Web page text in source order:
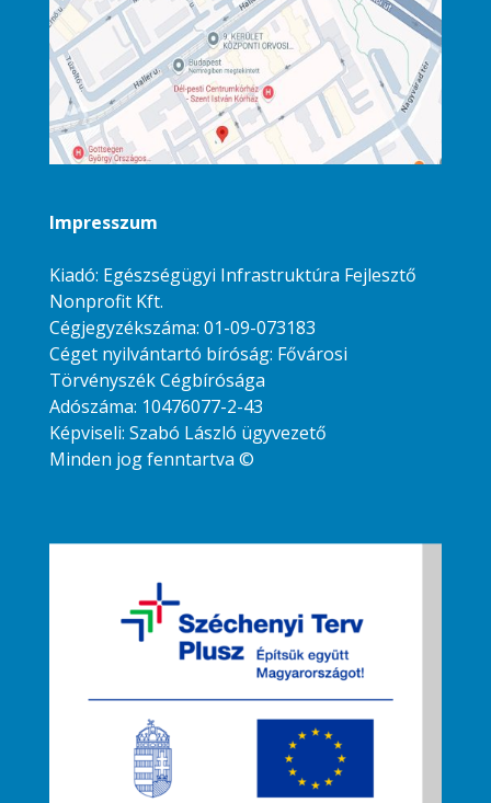
Impresszum
Kiadó: Egészségügyi Infrastruktúra Fejlesztő
Nonprofit Kft.
Cégjegyzékszáma: 01-09-073183
Céget nyilvántartó bíróság: Fővárosi
Törvényszék Cégbírósága
Adószáma: 10476077-2-43
Képviseli: Szabó László ügyvezető
Minden jog fenntartva ©